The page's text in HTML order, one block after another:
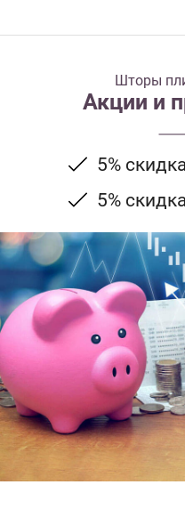
Шторы
Акции и
5%
5%